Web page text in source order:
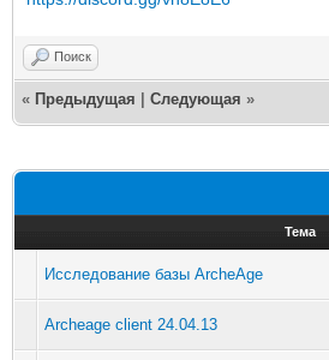
Поиск
« Предыдущая Следующая »
Тема
Исследование базы ArcheAge
Archeage client 24.04.13